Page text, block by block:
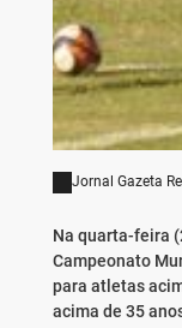
Jornal Gazeta
Na quarta-feira
Campeonato
para atletas
acima de 35